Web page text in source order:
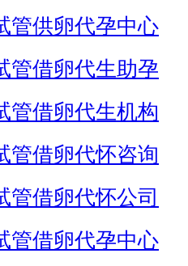
管供卵代孕中心
管借卵代生助孕
管借卵代生机构
管借卵代怀咨询
管借卵代怀公司
管借卵代孕中心